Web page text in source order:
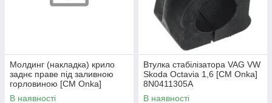
Молдинг (накладка) крило
заднє праве під заливною
горловиною [CM Onka]
8547.K4
В наявності
Втулка стабілізатора VAG VW
Skoda Octavia 1,6 [СМ Onka]
8N0411305A
В наявності